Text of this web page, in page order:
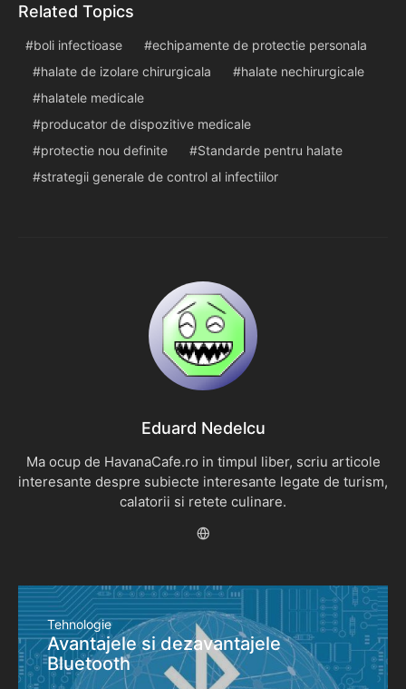
Related Topics
boli infectioase
echipamente de protectie personala
halate de izolare chirurgicala
halate nechirurgicale
halatele medicale
producator de dispozitive medicale
protectie nou definite
Standarde pentru halate
strategii generale de control al infectiilor
Eduard Nedelcu
Ma ocup de HavanaCafe.ro in timpul liber, scriu articole
interesante despre subiecte interesante legate de turism,
calatorii si retete culinare.
Tehnologie
Avantajele si dezavantajele
Bluetooth